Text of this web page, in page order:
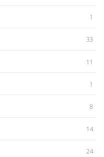
1
33
11
1
8
14
24